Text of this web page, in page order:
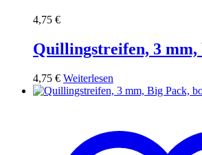
4,75 €
Quillingstreifen, 3 mm,
4,75 € Weiterlesen